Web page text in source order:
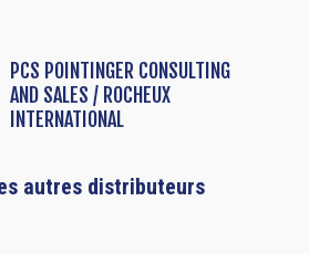
PCS POINTINGER CONSULTING
AND SALES / ROCHEUX
INTERNATIONAL
autres distributeurs